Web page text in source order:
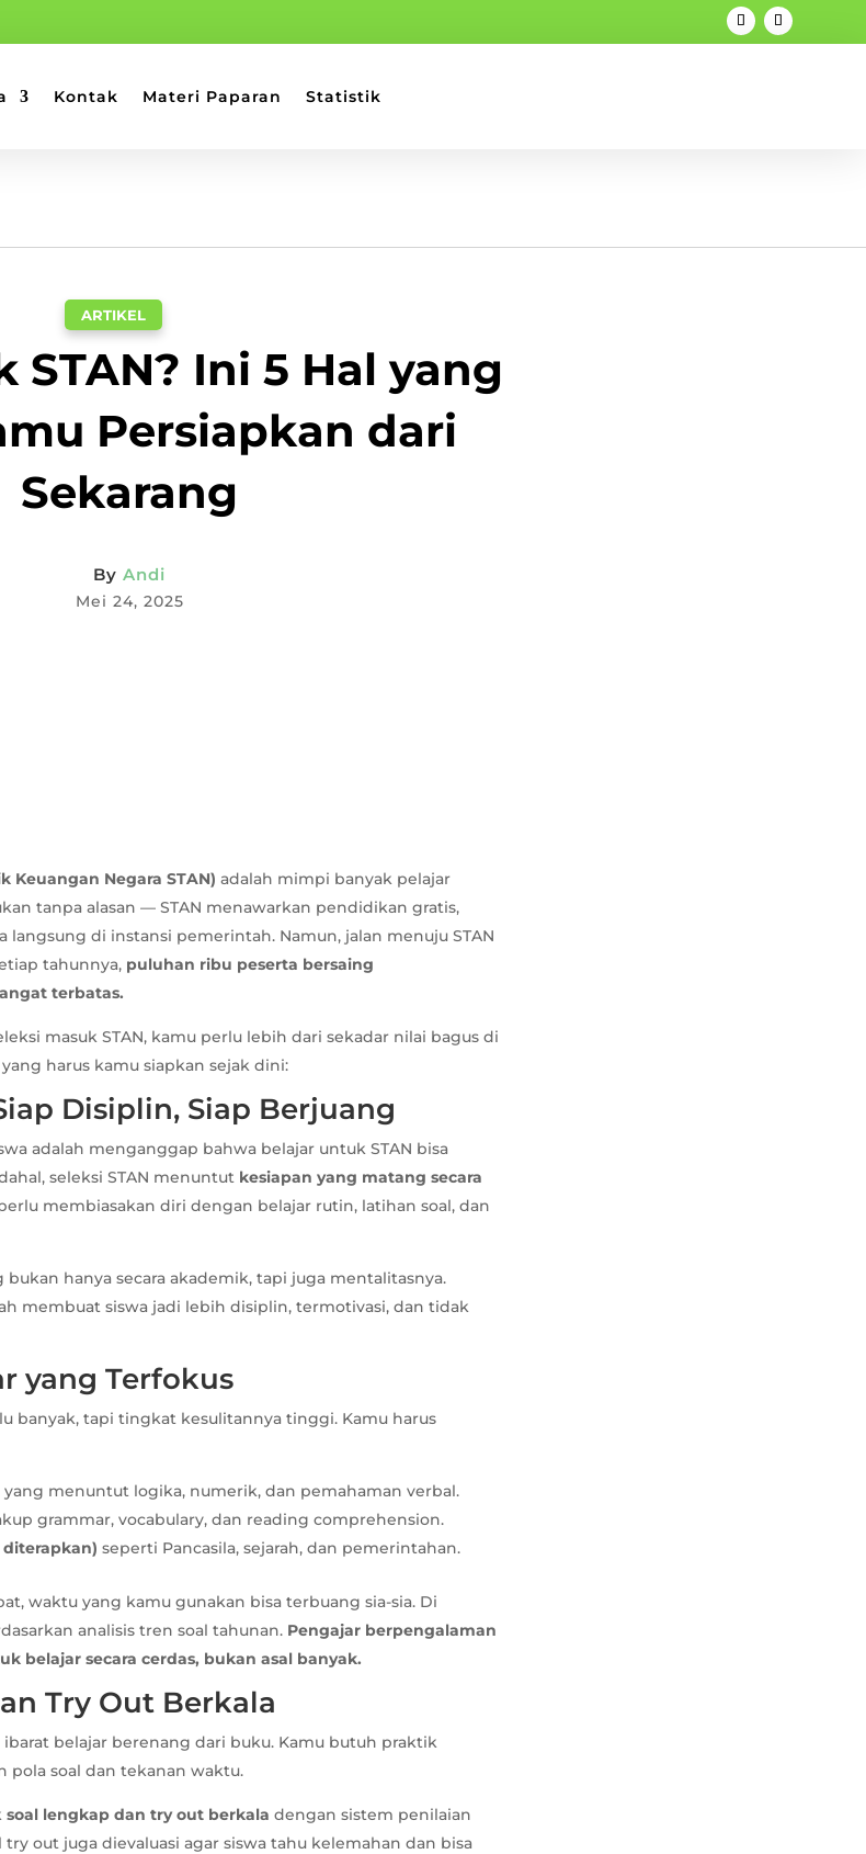
Kontak Materi Paparan Statistik
ARTIKEL
STAN? Ini 5 Hal yang
Persiapkan dari
Sekarang
By Andi
Mei 24, 2025
Keuangan Negara STAN) adalah mimpi banyak pelajar
tanpa alasan — STAN menawarkan pendidikan gratis,
langsung di instansi pemerintah. Namun, jalan menuju STAN
tahunnya, puluhan ribu peserta bersaing
terbatas.
masuk STAN, kamu perlu lebih dari sekadar nilai bagus di
harus kamu siapkan sejak dini:
Disiplin, Siap Berjuang
adalah menganggap bahwa belajar untuk STAN bisa
seleksi STAN menuntut kesiapan yang matang secara
membiasakan diri dengan belajar rutin, latihan soal, dan
bukan hanya secara akademik, tapi juga mentalitasnya.
membuat siswa jadi lebih disiplin, termotivasi, dan tidak
yang Terfokus
banyak, tapi tingkat kesulitannya tinggi. Kamu harus
yang menuntut logika, numerik, dan pemahaman verbal.
grammar, vocabulary, dan reading comprehension.
diterapkan) seperti Pancasila, sejarah, dan pemerintahan.
waktu yang kamu gunakan bisa terbuang sia-sia. Di
analisis tren soal tahunan. Pengajar berpengalaman
belajar secara cerdas, bukan asal banyak.
Try Out Berkala
belajar berenang dari buku. Kamu butuh praktik
pola soal dan tekanan waktu.
soal lengkap dan try out berkala dengan sistem penilaian
out juga dievaluasi agar siswa tahu kelemahan dan bisa